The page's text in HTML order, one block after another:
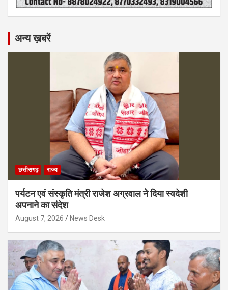
अन्य ख़बरें
छत्तीसगढ़ राज्य
पर्यटन एवं संस्कृति मंत्री राजेश अग्रवाल ने दिया स्वदेशी
अपनाने का संदेश
August 7, 2026 News Desk